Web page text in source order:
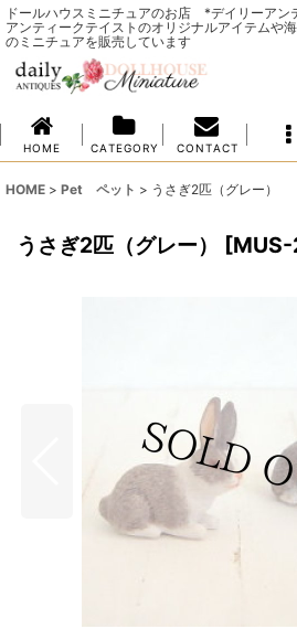
ドールハウスミニチュアのお店 *デイリーア
アンティークテイストのオリジナルアイテムや
のミニチュアを販売しています
H O M E C A T E G O R Y C O N T A C T
HOME > Pet ペット > うさぎ2匹（グレー）
うさぎ2匹（グレー） [